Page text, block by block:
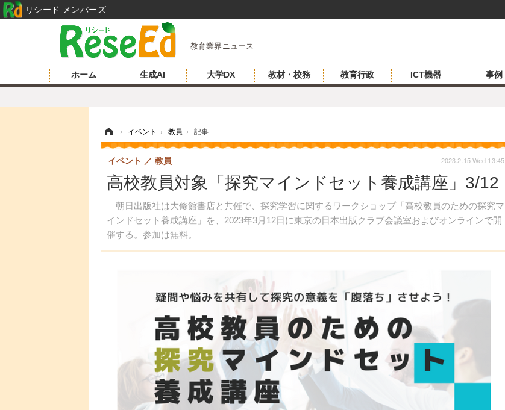
教育業界ニュース
ホーム 生成AI 大学DX 教材・校務 教育行政 ICT機器 事例
› イベント › 教員 › 記事
高校教員対象「探究マインドセット養成講座」3/12
朝日出版社は大修館書店と共催で、探究学習に関するワークショップ「高校教員のための探究マ
インドセット養成講座」を、2023年3月12日に東京の日本出版クラブ会議室およびオンラインで開
催する。参加は無料。
イベント 教員 2023.2.15 Wed 13:45
リシード メンバーズ